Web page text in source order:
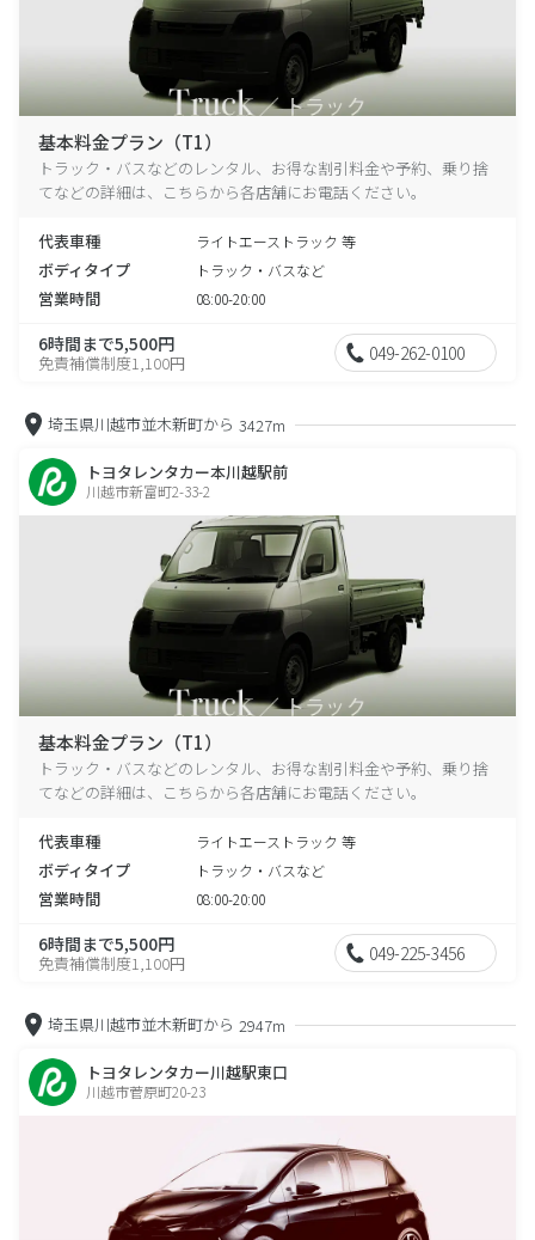
基本料金プラン（T1）
トラック・バスなどのレンタル、お得な割引料金や予約、乗り捨
てなどの詳細は、こちらから各店舗にお電話ください。
代表車種 ライトエーストラック 等
ボディタイプ トラック・バスなど
営業時間 08:00-20:00
6時間まで5,500円
免責補償制度1,100円 049-262-0100
埼玉県川越市並木新町から 3427m
トヨタレンタカー本川越駅前
川越市新富町2-33-2
基本料金プラン（T1）
トラック・バスなどのレンタル、お得な割引料金や予約、乗り捨
てなどの詳細は、こちらから各店舗にお電話ください。
代表車種 ライトエーストラック 等
ボディタイプ トラック・バスなど
営業時間 08:00-20:00
6時間まで5,500円
免責補償制度1,100円 049-225-3456
埼玉県川越市並木新町から 2947m
トヨタレンタカー川越駅東口
川越市菅原町20-23